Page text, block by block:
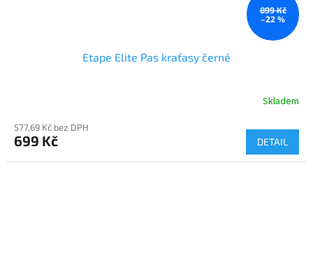
899 Kč
–22 %
Etape Elite Pas kraťasy černé
Skladem
577,69 Kč bez DPH
699 Kč DETAIL